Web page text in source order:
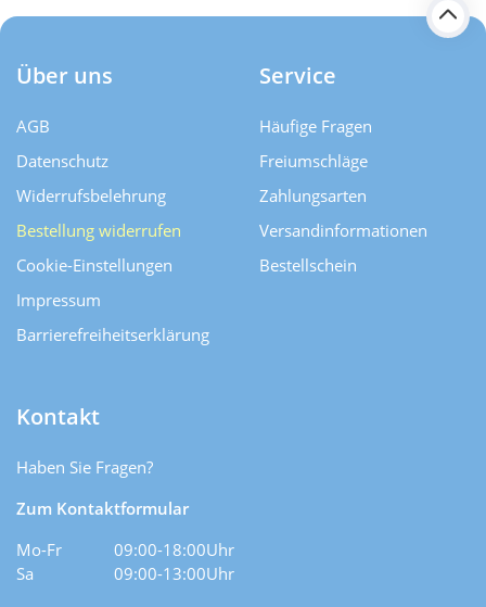
Über uns
AGB
Datenschutz
Widerrufsbelehrung
Bestellung widerrufen
Cookie-Einstellungen
Impressum
Barrierefreiheitserklärung
Service
Häufige Fragen
Freiumschläge
Zahlungsarten
Versand­informationen
Bestellschein
Kontakt
Haben Sie Fragen?
Zum Kontaktformular
Mo-Fr
09:00-18:00Uhr
Sa
09:00-13:00Uhr